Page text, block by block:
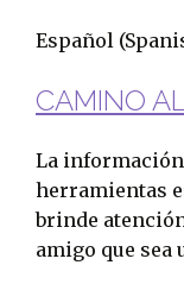
Español
CAMINO
La información
herramientas
brinde
amigo que sea